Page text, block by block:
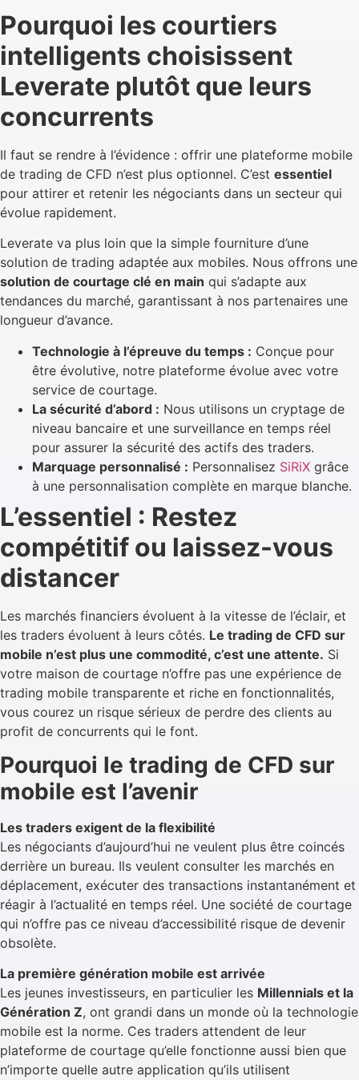
Pourquoi les courtiers
intelligents choisissent
Leverate plutôt que leurs
concurrents
Il faut se rendre à l’évidence : offrir une plateforme mobile
de trading de CFD n’est plus optionnel. C’est essentiel
pour attirer et retenir les négociants dans un secteur qui
évolue rapidement.
Leverate va plus loin que la simple fourniture d’une
solution de trading adaptée aux mobiles. Nous offrons une
solution de courtage clé en main qui s’adapte aux
tendances du marché, garantissant à nos partenaires une
longueur d’avance.
Technologie à l’épreuve du temps : Conçue pour
être évolutive, notre plateforme évolue avec votre
service de courtage.
La sécurité d’abord : Nous utilisons un cryptage de
niveau bancaire et une surveillance en temps réel
pour assurer la sécurité des actifs des traders.
Marquage personnalisé : Personnalisez SiRiX grâce
à une personnalisation complète en marque blanche.
L’essentiel : Restez
compétitif ou laissez-vous
distancer
Les marchés financiers évoluent à la vitesse de l’éclair, et
les traders évoluent à leurs côtés. Le trading de CFD sur
mobile n’est plus une commodité, c’est une attente. Si
votre maison de courtage n’offre pas une expérience de
trading mobile transparente et riche en fonctionnalités,
vous courez un risque sérieux de perdre des clients au
profit de concurrents qui le font.
Pourquoi le trading de CFD sur
mobile est l’avenir
Les traders exigent de la flexibilité
Les négociants d’aujourd’hui ne veulent plus être coincés
derrière un bureau. Ils veulent consulter les marchés en
déplacement, exécuter des transactions instantanément et
réagir à l’actualité en temps réel. Une société de courtage
qui n’offre pas ce niveau d’accessibilité risque de devenir
obsolète.
La première génération mobile est arrivée
Les jeunes investisseurs, en particulier les Millennials et la
Génération Z, ont grandi dans un monde où la technologie
mobile est la norme. Ces traders attendent de leur
plateforme de courtage qu’elle fonctionne aussi bien que
n’importe quelle autre application qu’ils utilisent